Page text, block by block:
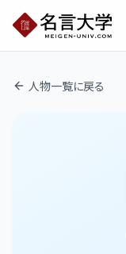
人物一覧に戻る